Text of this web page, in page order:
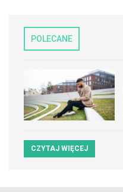
POLECANE
CZYTAJ WIĘCEJ